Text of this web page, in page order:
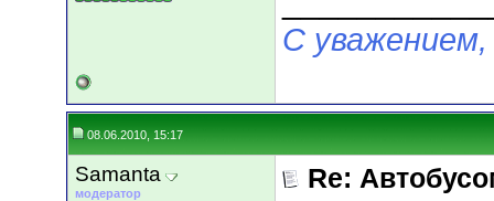
С
08.06.2010, 15:17
Samanta
модератор
Re: